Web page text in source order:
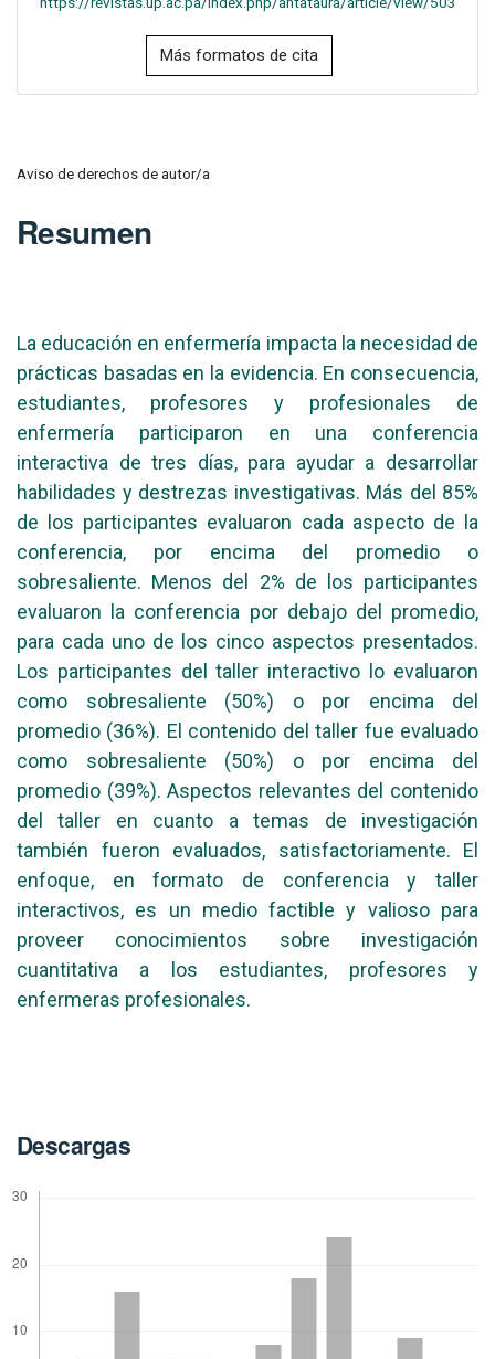
Más formatos de cita
Aviso de derechos de autor/a
Resumen
La educación en enfermería impacta la necesidad de
prácticas basadas en la evidencia. En consecuencia,
estudiantes, profesores y profesionales de
enfermería participaron en una conferencia
interactiva de tres días, para ayudar a desarrollar
habilidades y destrezas investigativas. Más del 85%
de los participantes evaluaron cada aspecto de la
conferencia, por encima del promedio o
sobresaliente. Menos del 2% de los participantes
evaluaron la conferencia por debajo del promedio,
para cada uno de los cinco aspectos presentados.
Los participantes del taller interactivo lo evaluaron
como sobresaliente (50%) o por encima del
promedio (36%). El contenido del taller fue evaluado
como sobresaliente (50%) o por encima del
promedio (39%). Aspectos relevantes del contenido
del taller en cuanto a temas de investigación
también fueron evaluados, satisfactoriamente. El
enfoque, en formato de conferencia y taller
interactivos, es un medio factible y valioso para
proveer conocimientos sobre investigación
cuantitativa a los estudiantes, profesores y
enfermeras profesionales.
Descargas